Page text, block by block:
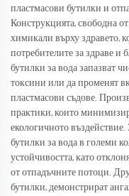
пластмасови бутилки и
Конструкцията, свободна
химикали върху здравето,
потребителите за здраве и
бутилки за вода запазват
токсини или да променят
пластмасови съдове.
практики, които
екологичното
бутилки за вода в големи
устойчивостта, като
от отпадъчните потоци.
бутилки, демонстрират